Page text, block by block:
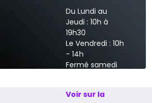
Du Lundi au
Jeudi : 10h à
19h30
Le Vendredi : 10h
- 14h
Fermé samedi
Voir sur la